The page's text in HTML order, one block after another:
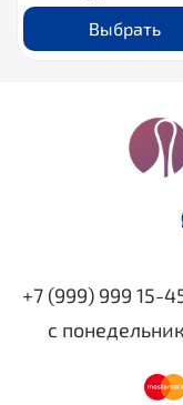
Выбрать
+7 (999) 999 15-
с